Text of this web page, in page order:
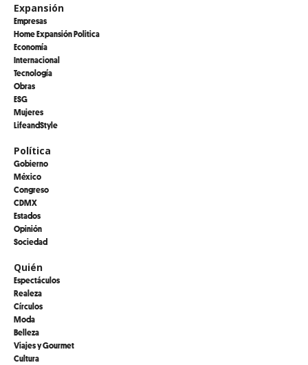
Expansión
Empresas
Home Expansión Politica
Economía
Internacional
Tecnología
Obras
ESG
Mujeres
LifeandStyle
Política
Gobierno
México
Congreso
CDMX
Estados
Opinión
Sociedad
Quién
Espectáculos
Realeza
Círculos
Moda
Belleza
Viajes y Gourmet
Cultura